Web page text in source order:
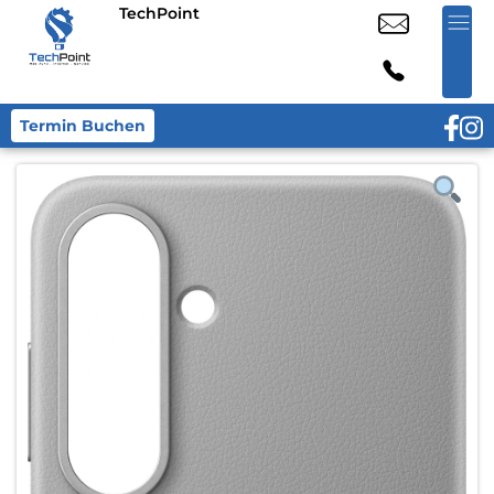
TechPoint
Termin Buchen